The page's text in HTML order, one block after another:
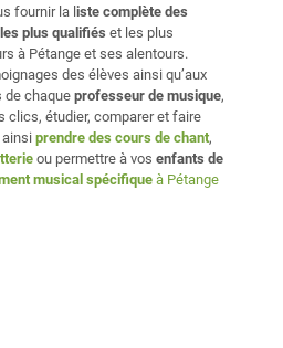
fournir la liste complète des
plus qualifiés et les plus
à Pétange et ses alentours.
des élèves ainsi qu’aux
de chaque professeur de musique,
clics, étudier, comparer et faire
ainsi prendre des cours de chant,
ou permettre à vos enfants de
musical spécifique à Pétange